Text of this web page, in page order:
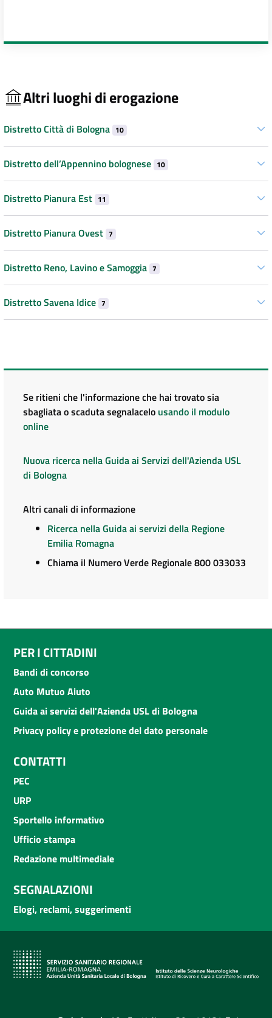
Altri luoghi di erogazione
Distretto Città di Bologna 10
Distretto dell’Appennino bolognese 10
Distretto Pianura Est 11
Distretto Pianura Ovest 7
Distretto Reno, Lavino e Samoggia 7
Distretto Savena Idice 7
Se ritieni che l'informazione che hai trovato sia
sbagliata o scaduta segnalacelo usando il modulo
online
Nuova ricerca nella Guida ai Servizi dell'Azienda USL
di Bologna
Altri canali di informazione
Ricerca nella Guida ai servizi della Regione
Emilia Romagna
Chiama il Numero Verde Regionale 800 033033
PER I CITTADINI
Bandi di concorso
Auto Mutuo Aiuto
Guida ai servizi dell'Azienda USL di Bologna
Privacy policy e protezione del dato personale
CONTATTI
PEC
URP
Sportello informativo
Ufficio stampa
Redazione multimediale
SEGNALAZIONI
Elogi, reclami, suggerimenti